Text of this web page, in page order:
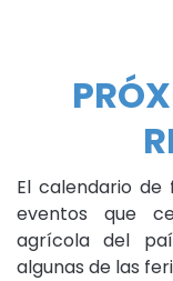
El calendario
eventos que
agrícola del
algunas de las